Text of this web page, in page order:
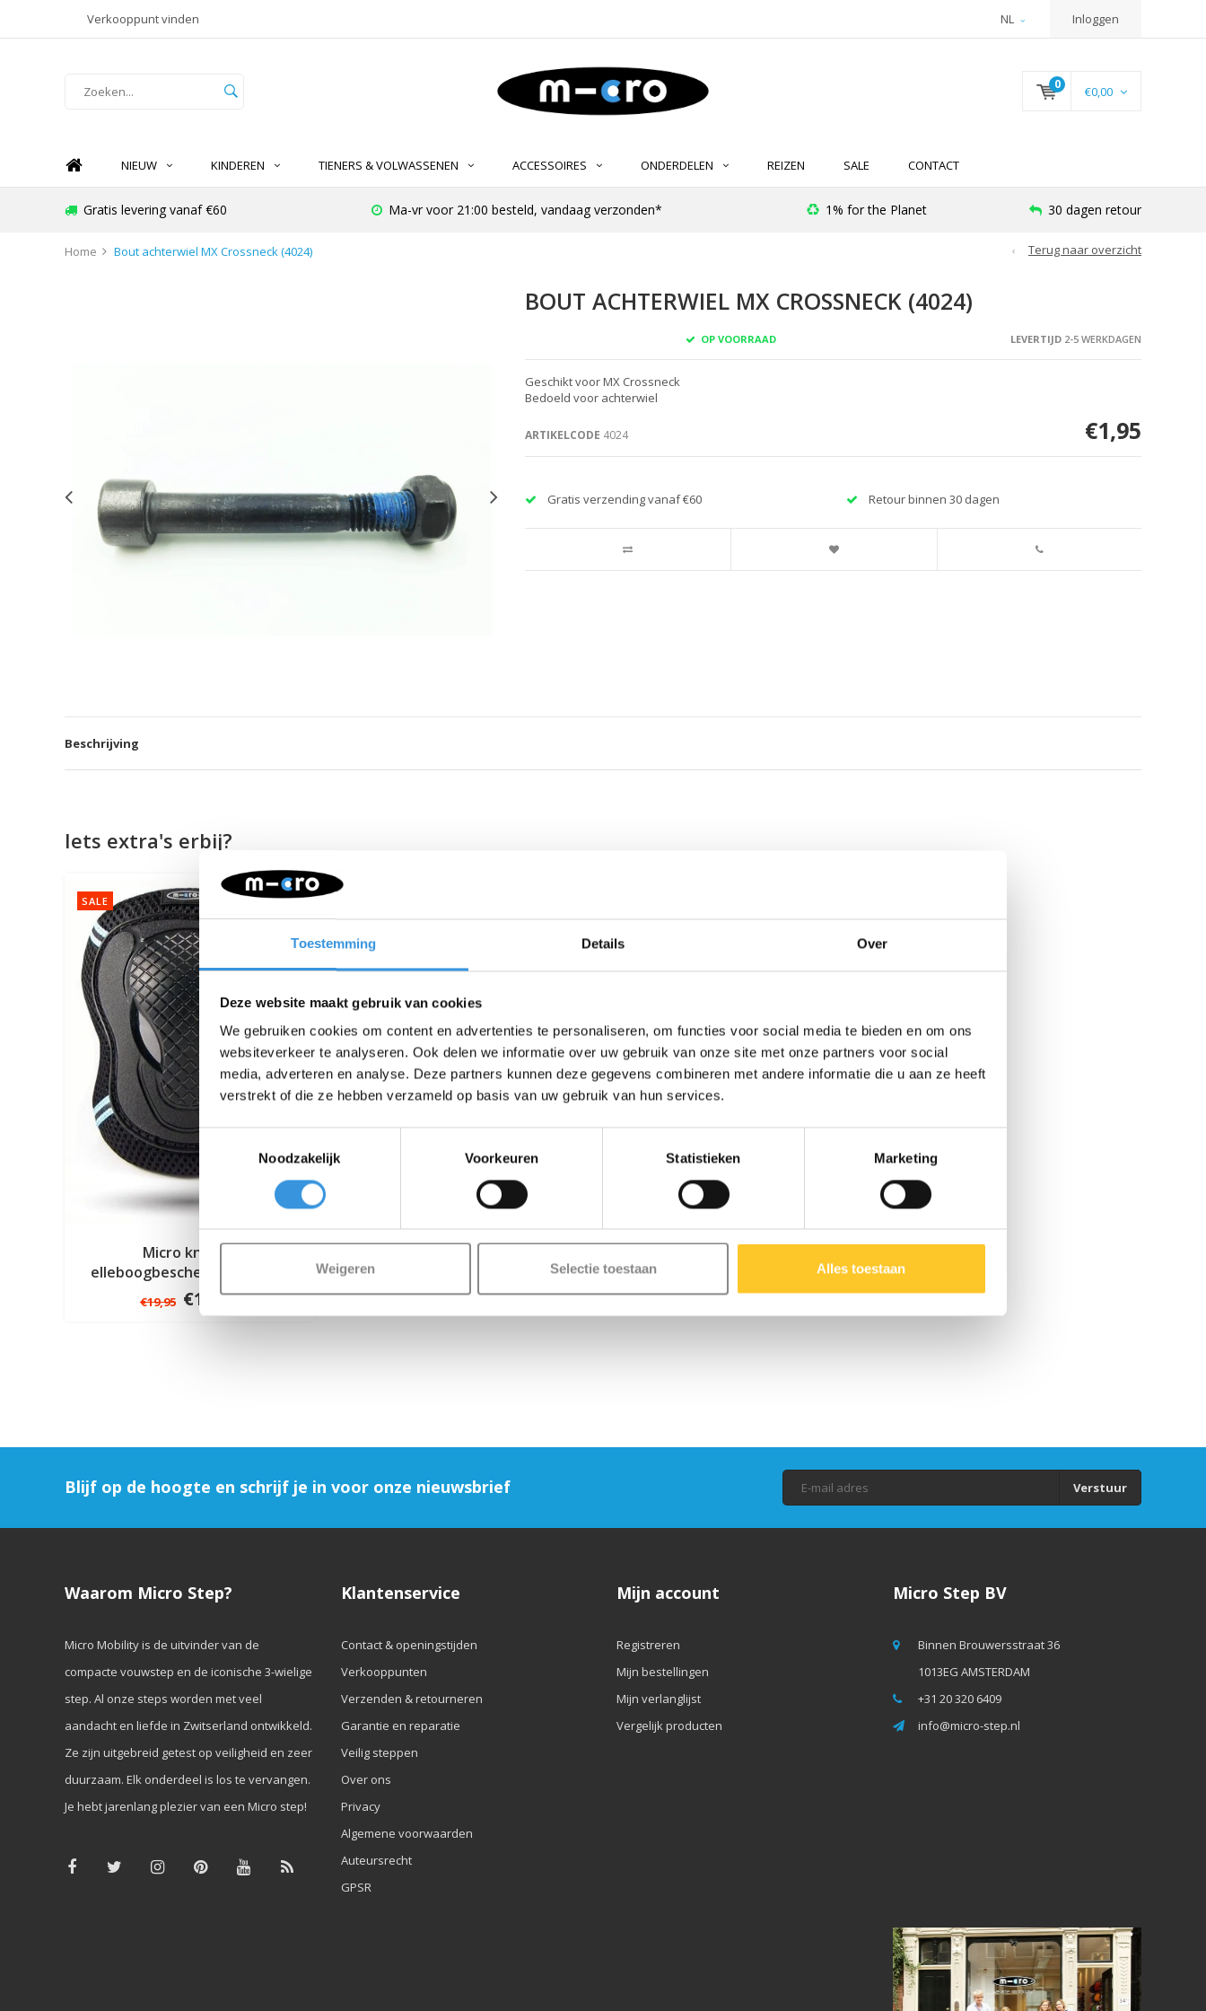
Toestemming Details Over
Deze website maakt gebruik van cookies
We gebruiken cookies om content en advertenties te personaliseren, om functies voor social media te bieden en om ons
websiteverkeer te analyseren. Ook delen we informatie over uw gebruik van onze site met onze partners voor social
media, adverteren en analyse. Deze partners kunnen deze gegevens combineren met andere informatie die u aan ze heeft
verstrekt of die ze hebben verzameld op basis van uw gebruik van hun services.
Toestemmingsselectie
Noodzakelijk
Voorkeuren Statistieken Marketing
Weigeren Selectie toestaan Alles toestaan
Verkooppunt vinden NL Inloggen
0 €0,00
NIEUW KINDEREN TIENERS & VOLWASSENEN ACCESSOIRES ONDERDELEN REIZEN SALE CONTACT
Gratis levering vanaf €60 Ma-vr voor 21:00 besteld, vandaag verzonden* 1% for the Planet 30 dagen retour
Home Bout achterwiel MX Crossneck (4024) Terug naar overzicht
BOUT ACHTERWIEL MX CROSSNECK (4024)
OP VOORRAAD LEVERTIJD2-5 WERKDAGEN
Geschikt voor MX Crossneck
Bedoeld voor achterwiel
ARTIKELCODE 4024 €1,95
Gratis verzending vanaf €60 Retour binnen 30 dagen
Beschrijving
Iets extra's erbij?
SALE
Micro knie en
elleboogbeschermers zwart
€19,95 €14,95
Blijf op de hoogte en schrijf je in voor onze nieuwsbrief Verstuur
Waarom Micro Step?
Micro Mobility is de uitvinder van de
compacte vouwstep en de iconische 3-wielige
step. Al onze steps worden met veel
aandacht en liefde in Zwitserland ontwikkeld.
Ze zijn uitgebreid getest op veiligheid en zeer
duurzaam. Elk onderdeel is los te vervangen.
Je hebt jarenlang plezier van een Micro step!
Klantenservice
Contact & openingstijden
Verkooppunten
Verzenden & retourneren
Garantie en reparatie
Veilig steppen
Over ons
Privacy
Algemene voorwaarden
Auteursrecht
GPSR
Mijn account
Registreren
Mijn bestellingen
Mijn verlanglijst
Vergelijk producten
Micro Step BV
Binnen Brouwersstraat 36
1013EG AMSTERDAM
+31 20 320 6409
info@micro-step.nl